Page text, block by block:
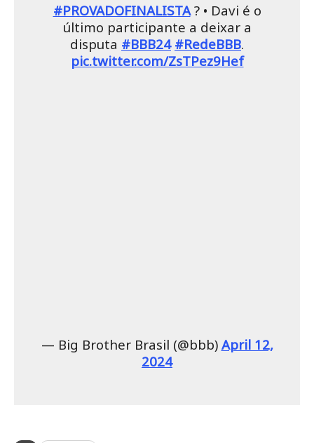
#PROVADOFINALISTA? • Davi é o
último participante a deixar a
disputa #BBB24 #RedeBBB.
pic.twitter.com/ZsTPez9Hef
— Big Brother Brasil (@bbb) April 12,
2024